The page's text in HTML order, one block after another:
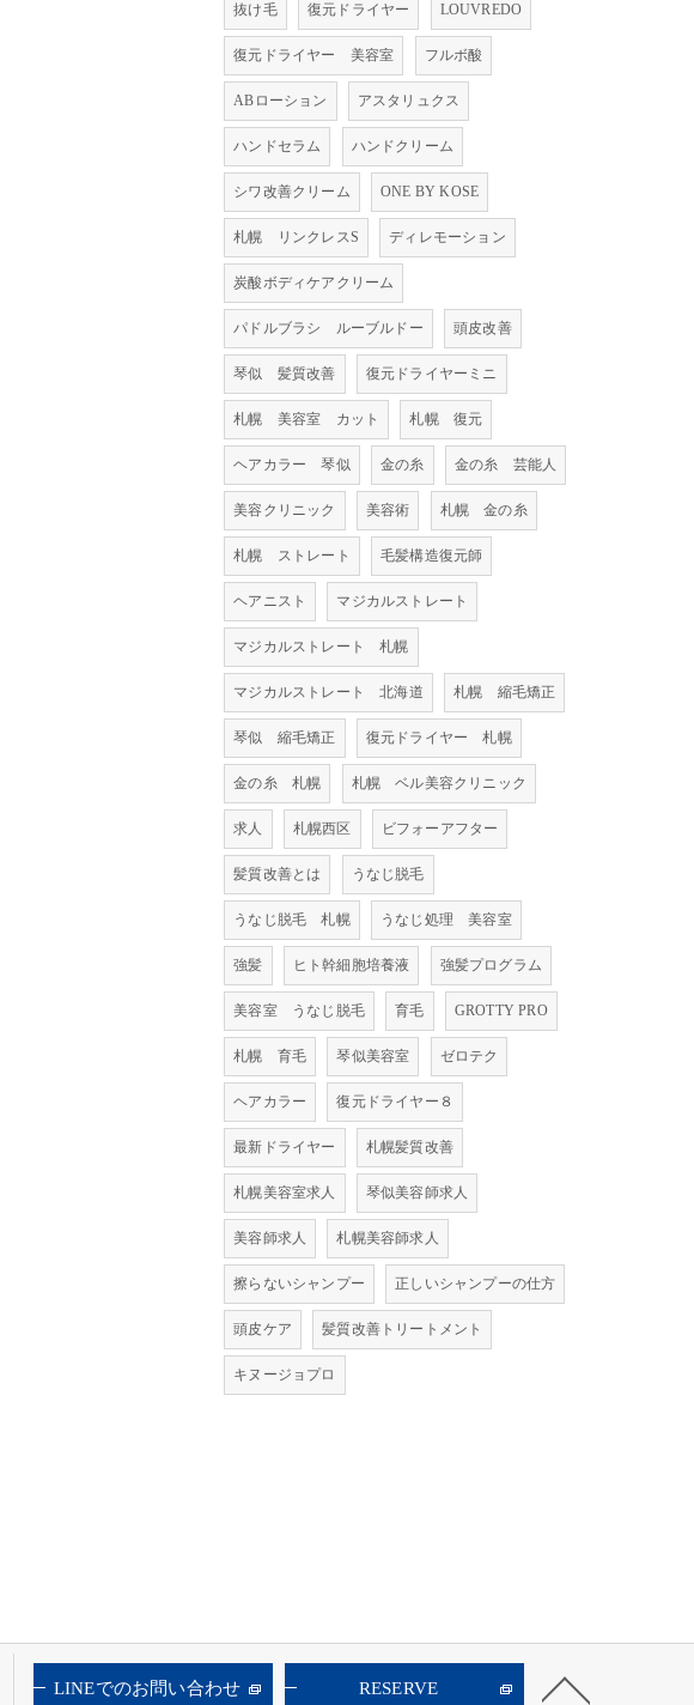
抜け毛 復元ドライヤー LOUVREDO
復元ドライヤー 美容室 フルボ酸
ABローション アスタリュクス
ハンドセラム ハンドクリーム
シワ改善クリーム ONE BY KOSE
札幌 リンクレスS ディレモーション
炭酸ボディケアクリーム
パドルブラシ ルーブルドー 頭皮改善
琴似 髪質改善 復元ドライヤーミニ
札幌 美容室 カット 札幌 復元
ヘアカラー 琴似 金の糸 金の糸 芸能人
美容クリニック 美容術 札幌 金の糸
札幌 ストレート 毛髪構造復元師
ヘアニスト マジカルストレート
マジカルストレート 札幌
マジカルストレート 北海道 札幌 縮毛矯正
琴似 縮毛矯正 復元ドライヤー 札幌
金の糸 札幌 札幌 ベル美容クリニック
求人 札幌西区 ビフォーアフター
髪質改善とは うなじ脱毛
うなじ脱毛 札幌 うなじ処理 美容室
強髪 ヒト幹細胞培養液 強髪プログラム
美容室 うなじ脱毛 育毛 GROTTY PRO
札幌 育毛 琴似美容室 ゼロテク
ヘアカラー 復元ドライヤー８
最新ドライヤー 札幌髪質改善
札幌美容室求人 琴似美容師求人
美容師求人 札幌美容師求人
擦らないシャンプー 正しいシャンプーの仕方
頭皮ケア 髪質改善トリートメント
キヌージョプロ
LINEでのお問い合わせ RESERVE